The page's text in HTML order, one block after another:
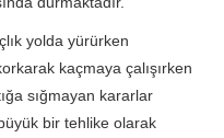
yolda yürürken
kaçmaya çalışırken
sığmayan kararlar
bir tehlike olarak